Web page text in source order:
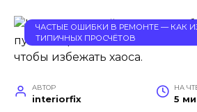
ЧАСТЫЕ ОШИБКИ В РЕМОНТЕ — КАК
ТИПИЧНЫХ ПРОСЧЁТОВ
АВТОР
interiorfix
НА
5